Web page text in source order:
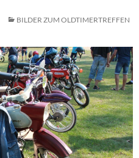
BILDER ZUM OLDTIMERTREFFEN